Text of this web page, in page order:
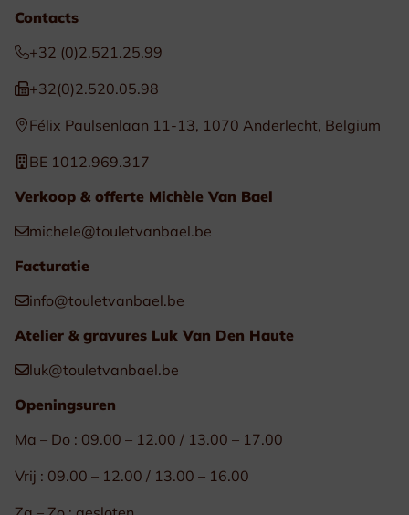
Contacts
+32 (0)2.521.25.99
+32(0)2.520.05.98
Félix Paulsenlaan 11-13, 1070 Anderlecht, Belgium
BE 1012.969.317
Verkoop & offerte Michèle Van Bael
michele@touletvanbael.be
Facturatie
info@touletvanbael.be
Atelier & gravures Luk Van Den Haute
luk@touletvanbael.be
Openingsuren
Ma – Do : 09.00 – 12.00 / 13.00 – 17.00
Vrij : 09.00 – 12.00 / 13.00 – 16.00